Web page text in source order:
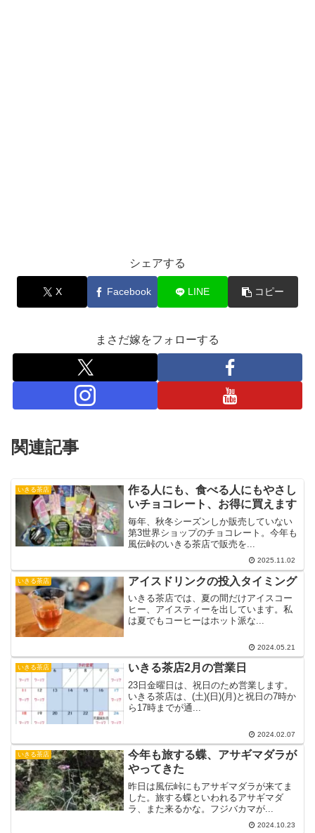
シェアする
X Facebook LINE コピー
まさだ嫁をフォローする
関連記事
いきる茶店
作る人にも、食べる人にもやさし
いチョコレート、お得に買えます
毎年、秋冬シーズンしか販売していない
第3世界ショップのチョコレート。今年も
風伝峠のいきる茶店で販売を...
2025.11.02
いきる茶店 アイスドリンクの投入タイミング
いきる茶店では、夏の間だけアイスコー
ヒー、アイスティーを出しています。私
は夏でもコーヒーはホット派な...
2024.05.21
いきる茶店 いきる茶店2月の営業日
23日金曜日は、祝日のため営業します。
いきる茶店は、(土)(日)(月)と祝日の7時か
ら17時までが通...
2024.02.07
いきる茶店
今年も旅する蝶、アサギマダラが
やってきた
昨日は風伝峠にもアサギマダラが来てま
した。旅する蝶といわれるアサギマダ
ラ、また来るかな。フジバカマが...
2024.10.23